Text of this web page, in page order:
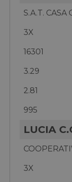
S.A.T. CASA
3X
16301
3.29
2.81
995
LUCIA
3X